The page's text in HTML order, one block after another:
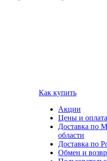
Как купить
Акции
Цены и оплата
Доставка по
области
Доставка по
Обмен и